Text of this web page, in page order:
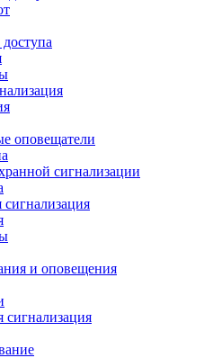
оповещатели
сигнализации
и оповещения